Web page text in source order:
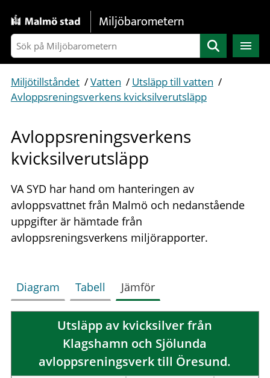
Gå direkt till sidans innehåll
Miljöbarometern
Sök
Miljötillståndet /Vatten / Utsläpp till vatten /
Avloppsreningsverkens kvicksilverutsläpp
Avloppsreningsverkens
kvicksilverutsläpp
VA SYD har hand om hanteringen av
avloppsvattnet från Malmö och nedanstående
uppgifter är hämtade från
avloppsreningsverkens miljörapporter.
Diagram Tabell Jämför
Utsläpp av kvicksilver från
Klagshamn och Sjölunda
avloppsreningsverk till Öresund.